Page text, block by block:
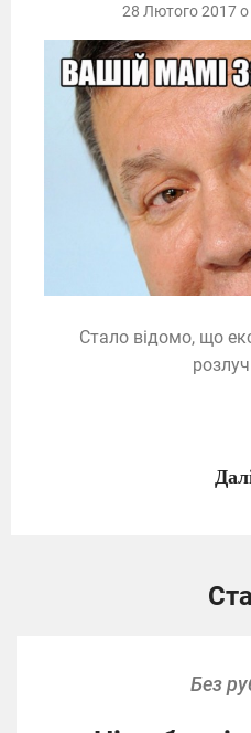
Стало відомо, що
28 Лютого 2017 о
Без